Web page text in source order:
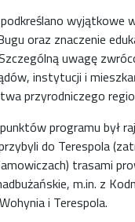
wyjątkowe
oraz znaczenie
uwagę
instytucji i
przyrodniczego
programu był
do Terespola
trasami
m.in. z
i Terespola.